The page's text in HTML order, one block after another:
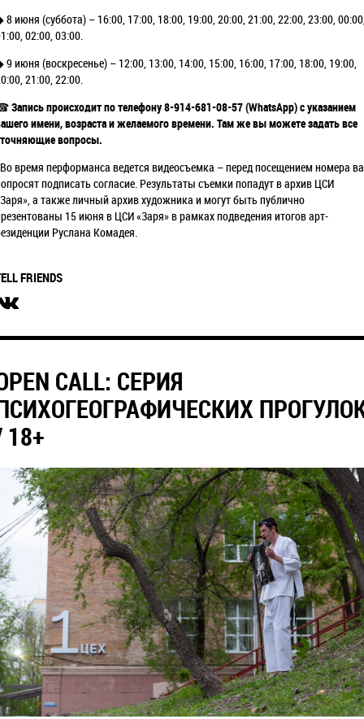
8 июня (суббота) – 16:00, 17:00, 18:00, 19:00, 20:00, 21:00, 22:00, 23:00,
02:00, 03:00.
9 июня (воскресенье) – 12:00, 13:00, 14:00, 15:00, 16:00, 17:00, 18:00, 19:00,
21:00, 22:00.
Запись происходит по телефону 8-914-681-08-57 (WhatsApp) с указанием
имени, возраста и желаемого времени. Там же вы можете задать все
вопросы.
время перформанса ведется видеосъемка – перед посещением номера
подписать согласие. Результаты съемки попадут в архив ЦСИ
а также личный архив художника и могут быть публично
15 июня в ЦСИ «Заря» в рамках подведения итогов арт-
Руслана Комадея.
FRIENDS
CALL: СЕРИЯ
18+